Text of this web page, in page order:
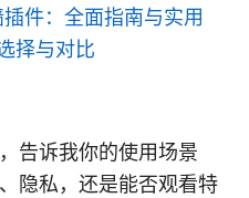
件：全面指南与实用
择与对比
告诉我你的使用场景
隐私，还是能否观看特